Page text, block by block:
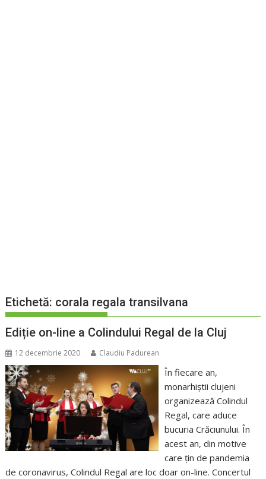
Etichetă: corala regala transilvana
Ediție on-line a Colindului Regal de la Cluj
12 decembrie 2020 Claudiu Padurean
În fiecare an,
monarhiștii clujeni
organizează Colindul
Regal, care aduce
bucuria Crăciunului. În
acest an, din motive
care țin de pandemia
de coronavirus, Colindul Regal are loc doar on-line. Concertul